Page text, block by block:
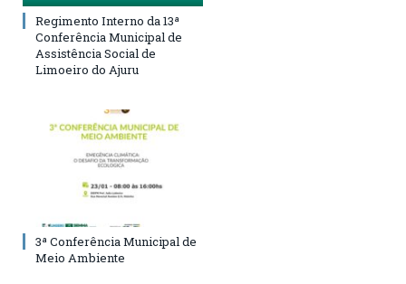
Regimento Interno da 13ª
Conferência Municipal de
Assistência Social de
Limoeiro do Ajuru
3ª Conferência Municipal de
Meio Ambiente